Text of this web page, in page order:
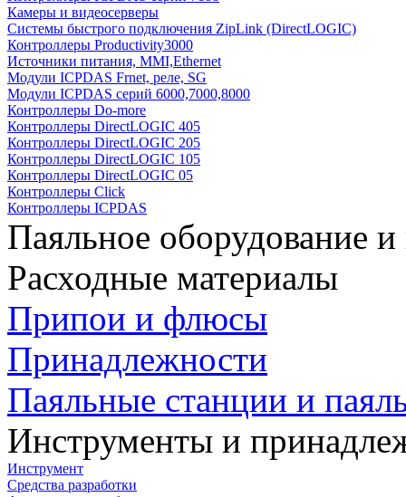
Камеры и видеосерверы
Системы быстрого подключения ZipLink (DirectLOGIC)
Контроллеры Productivity3000
Источники питания, MMI,Ethernet
Модули ICPDAS Frnet, реле, SG
Модули ICPDAS серий 6000,7000,8000
Контроллеры Do-more
Контроллеры DirectLOGIC 405
Контроллеры DirectLOGIC 205
Контроллеры DirectLOGIC 105
Контроллеры DirectLOGIC 05
Контроллеры Click
Контроллеры ICPDAS
Паяльное оборудование
Расходные материалы
Припои и флюсы
Принадлежности
Паяльные станции и
Инструменты и
Инструмент
Средства разработки